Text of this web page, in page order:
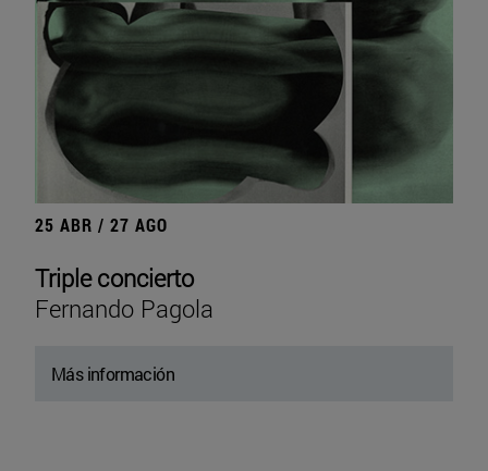
25 ABR / 27 AGO
Triple concierto
Fernando Pagola
Más información